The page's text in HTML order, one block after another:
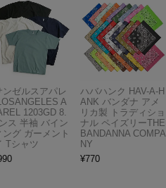
ンゼルスアパレ
A
1203GD 8.
ス 半袖 バイン
ング ガーメント
Tシャツ
ハバハンク HAV-A-H
ANK バンダナ アメ
リカ製 トラディショ
ナル ペイズリーTHE
BANDANNA COMPA
NY
¥770